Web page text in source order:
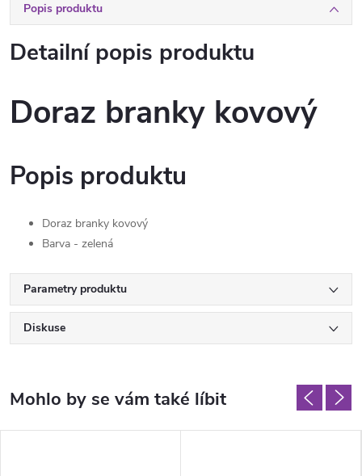
Popis produktu
Detailní popis produktu
Doraz branky kovový
Popis produktu
Doraz branky kovový
Barva - zelená
Parametry produktu
Diskuse